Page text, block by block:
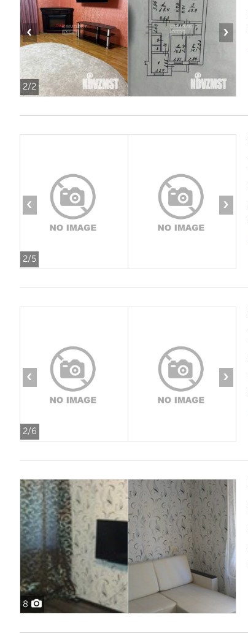
2/2
‹ ›
2/5
‹ ›
2/6
‹ ›
8